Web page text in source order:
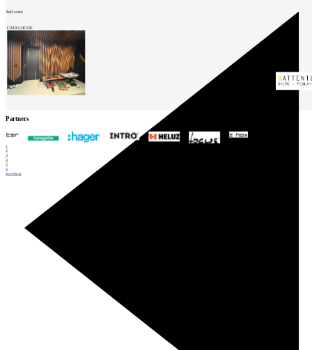
Add event
CATALOGUE
Partners
1
2
3
4
5
6
PrevNext